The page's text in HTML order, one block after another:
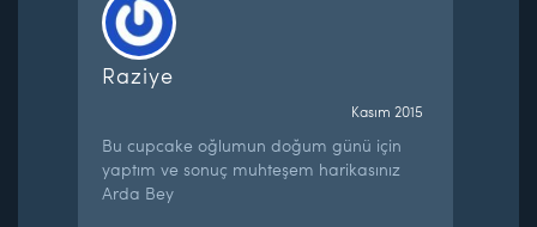
Raziye
Kasım 2015
Bu cupcake oğlumun doğum günü için
yaptım ve sonuç muhteşem harikasınız
Arda Bey